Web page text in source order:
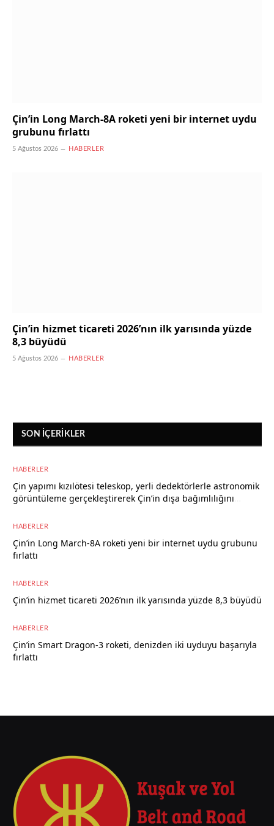
Çin’in Long March-8A roketi yeni bir internet uydu
grubunu fırlattı
5 Ağustos 2026 HABERLER
Çin’in hizmet ticareti 2026’nın ilk yarısında yüzde
8,3 büyüdü
5 Ağustos 2026 HABERLER
SON İÇERIKLER
HABERLER
Çin yapımı kızılötesi teleskop, yerli dedektörlerle astronomik
görüntüleme gerçekleştirerek Çin’in dışa bağımlılığını
HABERLER
Çin’in Long March-8A roketi yeni bir internet uydu grubunu
fırlattı
HABERLER
Çin’in hizmet ticareti 2026’nın ilk yarısında yüzde 8,3 büyüdü
HABERLER
Çin’in Smart Dragon-3 roketi, denizden iki uyduyu başarıyla
fırlattı